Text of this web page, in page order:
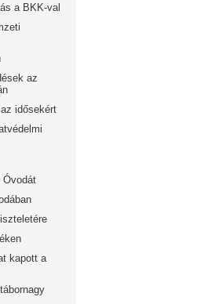
a BKK-val
az
idősekért
Óvodát
kapott a